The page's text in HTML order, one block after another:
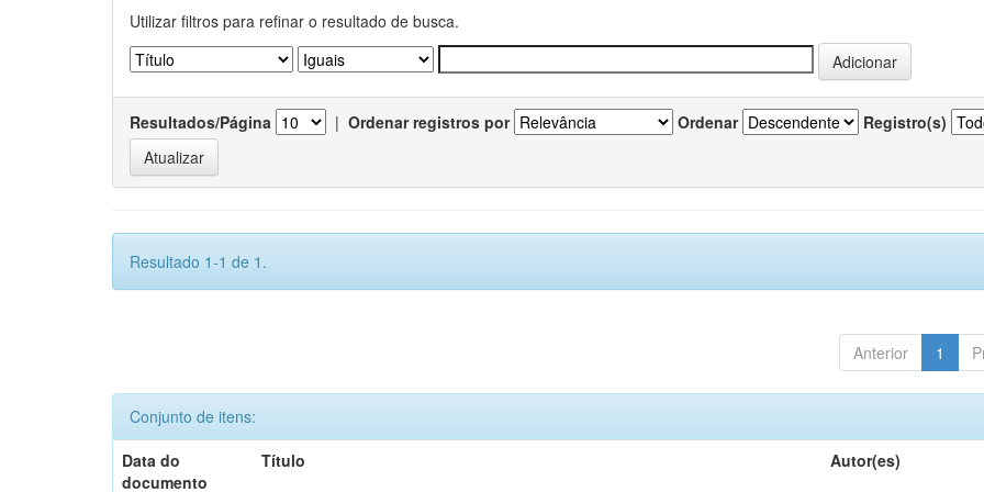
Utilizar filtros para refinar o resultado de busca.
Resultados/Página | Ordenar registros por Ordenar Registro(s)
Resultado 1-1 de 1.
Anterior 1
Conjunto de itens:
Data do
documento
Título Autor(es)